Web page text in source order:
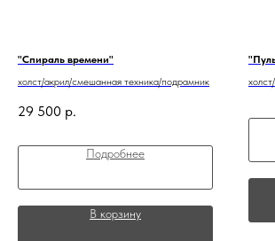
"Спираль времени"
холст/акрил/смешанная техника/подрамник
29 500 р.
Подробнее
В корзину